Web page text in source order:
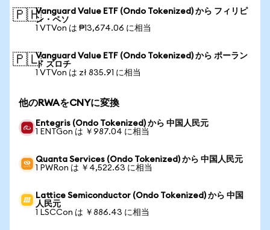
🇵🇭Vanguard Value ETF (Ondo Tokenized) から フィリピ
ン・ペソ
1 VTVon は ₱13,674.06 に相当
🇵🇱Vanguard Value ETF (Ondo Tokenized) から ポーラン
ド ズロチ
1 VTVon は zł 835.91 に相当
他のRWAをCNYに変換
Entegris (Ondo Tokenized) から 中国人民元
1 ENTGon は ￥987.04 に相当
Quanta Services (Ondo Tokenized) から 中国人民元
1 PWRon は ￥4,522.63 に相当
Lattice Semiconductor (Ondo Tokenized) から 中国
人民元
1 LSCCon は ￥886.43 に相当